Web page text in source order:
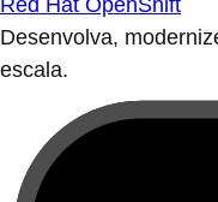
Red Hat OpenShift
Desenvolva,
escala.